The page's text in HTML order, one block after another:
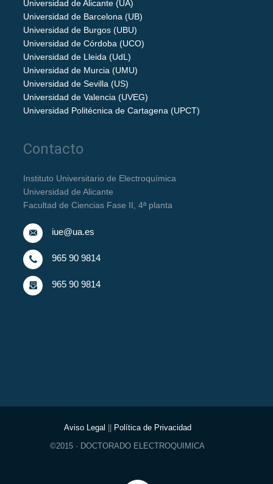
Universidad de Alicante (UA)
Universidad de Barcelona (UB)
Universidad de Burgos (UBU)
Universidad de Córdoba (UCO)
Universidad de Lleida (UdL)
Universidad de Murcia (UMU)
Universidad de Sevilla (US)
Universidad de Valencia (UVEG)
Universidad Politécnica de Cartagena (UPCT)
Contacto
Instituto Universitario de Electroquímica
Universidad de Alicante
Facultad de Ciencias Fase II, 4ª planta
iue@ua.es
965 90 9814
965 90 9814
Aviso Legal
Política de Privacidad
©2015 · DOCTORADO ELECTROQUIMICA